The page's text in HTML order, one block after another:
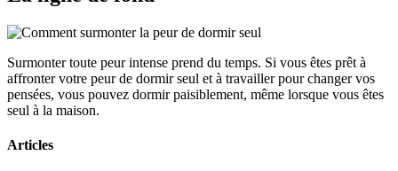
Surmonter toute peur intense prend du temps. Si vous êtes prêt à
affronter votre peur de dormir seul et à travailler pour changer vos
pensées, vous pouvez dormir paisiblement, même lorsque vous êtes
seul à la maison.
Articles